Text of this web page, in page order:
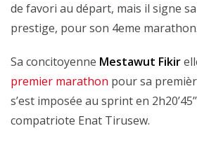
de favori au départ, mais il signe
prestige, pour son 4eme marathon.
Sa concitoyenne Mestawut Fikir
premier marathon pour sa
s’est imposée au sprint en
compatriote Enat Tirusew.